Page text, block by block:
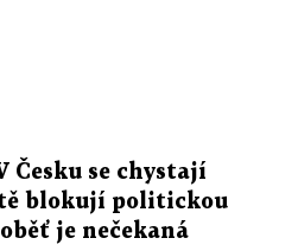
Česku se chystají
blokují politickou
je nečekaná